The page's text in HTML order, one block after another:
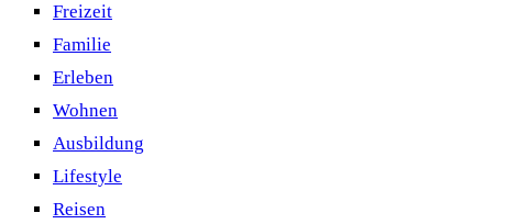
Freizeit
Familie
Erleben
Wohnen
Ausbildung
Lifestyle
Reisen